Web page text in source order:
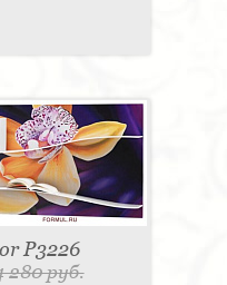
P3226
280 руб.